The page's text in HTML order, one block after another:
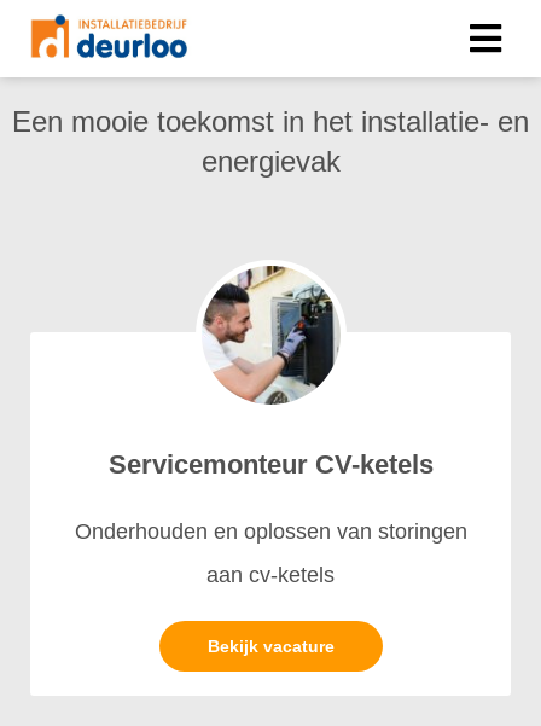
Een mooie toekomst in het installatie- en
energievak
Servicemonteur CV-ketels
Onderhouden en oplossen van storingen
aan cv-ketels
Bekijk vacature